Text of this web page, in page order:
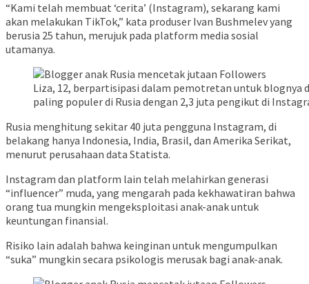
“Kami telah membuat ‘cerita’ (Instagram), sekarang kami
akan melakukan TikTok,” kata produser Ivan Bushmelev yang
berusia 25 tahun, merujuk pada platform media sosial
utamanya.
Liza, 12, berpartisipasi dalam pemotretan untuk blognya
paling populer di Rusia dengan 2,3 juta pengikut di
Rusia menghitung sekitar 40 juta pengguna Instagram, di
belakang hanya Indonesia, India, Brasil, dan Amerika Serikat,
menurut perusahaan data Statista.
Instagram dan platform lain telah melahirkan generasi
“influencer” muda, yang mengarah pada kekhawatiran bahwa
orang tua mungkin mengeksploitasi anak-anak untuk
keuntungan finansial.
Risiko lain adalah bahwa keinginan untuk mengumpulkan
“suka” mungkin secara psikologis merusak bagi anak-anak.